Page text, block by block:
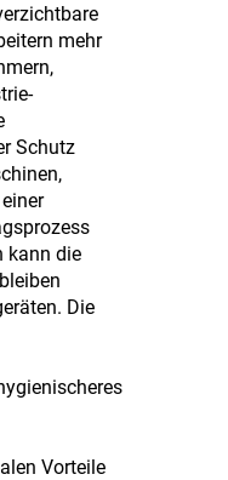
mehr
Schutz
kann die
Die
Vorteile